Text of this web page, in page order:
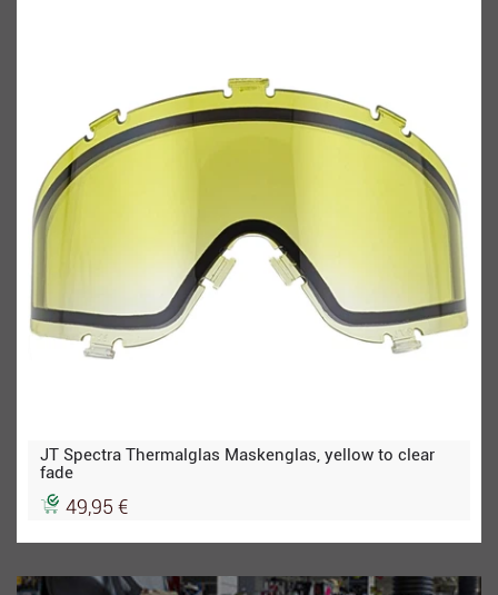
JT Spectra Thermalglas Maskenglas, yellow to clear
fade
49,95 €